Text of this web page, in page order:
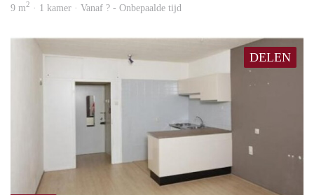
9 m2 · 1 kamer · Vanaf ? - Onbepaalde tijd
DELEN